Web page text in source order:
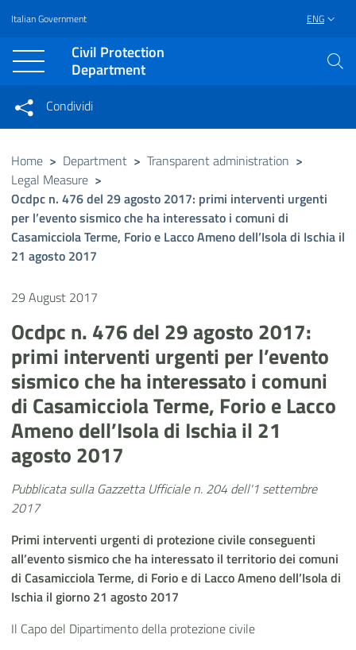
Vai al contenuto principale
Raggiungi il piè di pagina
Italian Government ENG
Civil Protection
Department
Condividi su Facebook
Condividi su Twitter
Condividi
Condividi sui social network
Home > Department > Transparent administration >
Legal Measure >
Ocdpc n. 476 del 29 agosto 2017: primi interventi urgenti
per l’evento sismico che ha interessato i comuni di
Casamicciola Terme, Forio e Lacco Ameno dell’Isola di Ischia il
21 agosto 2017
29 August 2017
Ocdpc n. 476 del 29 agosto 2017:
primi interventi urgenti per l’evento
sismico che ha interessato i comuni
di Casamicciola Terme, Forio e Lacco
Ameno dell’Isola di Ischia il 21
agosto 2017
Pubblicata sulla Gazzetta Ufficiale n. 204 dell'1 settembre
2017
Primi interventi urgenti di protezione civile conseguenti
all’evento sismico che ha interessato il territorio dei comuni
di Casamicciola Terme, di Forio e di Lacco Ameno dell’Isola di
Ischia il giorno 21 agosto 2017
Il Capo del Dipartimento della protezione civile